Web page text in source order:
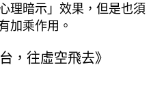
理暗示」效果，但是也須
加乘作用。
，往虛空飛去》